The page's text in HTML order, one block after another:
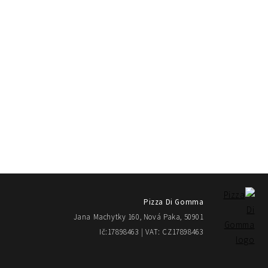
Pizza Di Gomma
Jana Machytky 160, Nová Paka, 50901
Ič:17898463 | VAT: CZ17898463